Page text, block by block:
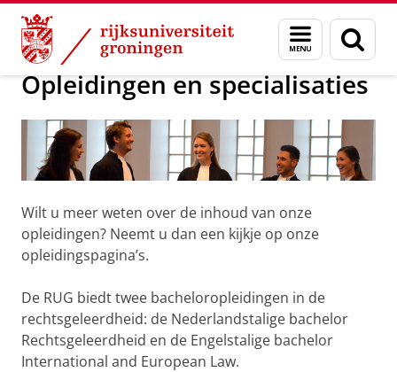
Skip
Content
Skip
Navigation
Menu
en
zoeken
Over ons Stageplaats aanbieden
Opleidingen en specialisaties
Wilt u meer weten over de inhoud van onze
opleidingen? Neemt u dan een kijkje op onze
opleidingspagina’s.
De RUG biedt twee bacheloropleidingen in de
rechtsgeleerdheid: de Nederlandstalige bachelor
Rechtsgeleerdheid en de Engelstalige bachelor
International and European Law.